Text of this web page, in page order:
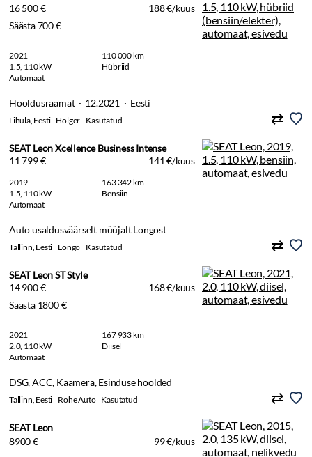
16 500 €
188 €/kuus
Säästa 700 €
2021
110 000 km
1.5, 110 kW
Hübriid
Automaat
Hooldusraamat · 12.2021 · Eesti
Lihula, Eesti Holger Kasutatud
SEAT Leon Xcellence Business Intense
11 799 €
141 €/kuus
2019
163 342 km
1.5, 110 kW
Bensiin
Automaat
Auto usaldusväärselt müüjalt Longost
Tallinn, Eesti Longo Kasutatud
SEAT Leon ST Style
14 900 €
168 €/kuus
Säästa 1800 €
2021
167 933 km
2.0, 110 kW
Diisel
Automaat
DSG, ACC, Kaamera, Esinduse hoolded
Tallinn, Eesti Rohe Auto Kasutatud
SEAT Leon
8900 €
99 €/kuus